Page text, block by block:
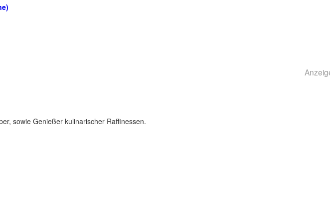
sowie Genießer kulinarischer Raffinessen.